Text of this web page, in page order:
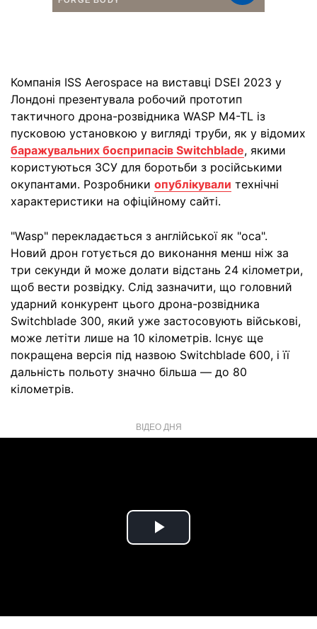
Компанія ISS Aerospace на виставці DSEI 2023 у
Лондоні презентувала робочий прототип
тактичного дрона-розвідника WASP M4-TL із
пусковою установкою у вигляді труби, як у відомих
баражувальних боєприпасів Switchblade, якими
користуються ЗСУ для боротьби з російськими
окупантами. Розробники опублікували технічні
характеристики на офіційному сайті.
"Wasp" перекладається з англійської як "оса".
Новий дрон готується до виконання менш ніж за
три секунди й може долати відстань 24 кілометри,
щоб вести розвідку. Слід зазначити, що головний
ударний конкурент цього дрона-розвідника
Switchblade 300, який уже застосовують військові,
може летіти лише на 10 кілометрів. Існує ще
покращена версія під назвою Switchblade 600, і її
дальність польоту значно більша — до 80
кілометрів.
ВІДЕО ДНЯ
Play